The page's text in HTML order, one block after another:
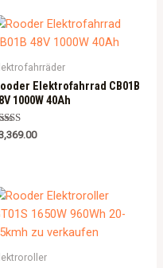
Elektrofahrrad CB01B
1000W 40Ah